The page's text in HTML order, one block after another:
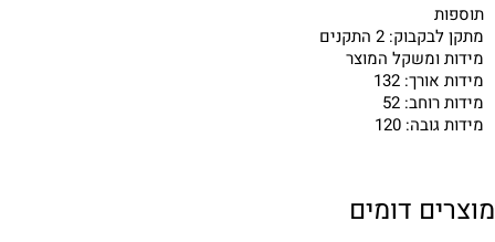
תוספות
מתקן לבקבוק: 2 התקנים
מידות ומשקל המוצר
מידות אורך: 132
מידות רוחב: 52
מידות גובה: 120
מוצרים דומים